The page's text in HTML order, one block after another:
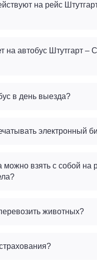
на рейс
на автобус Штутгарт –
в день выезда?
электронный
можно взять с собой на
животных?